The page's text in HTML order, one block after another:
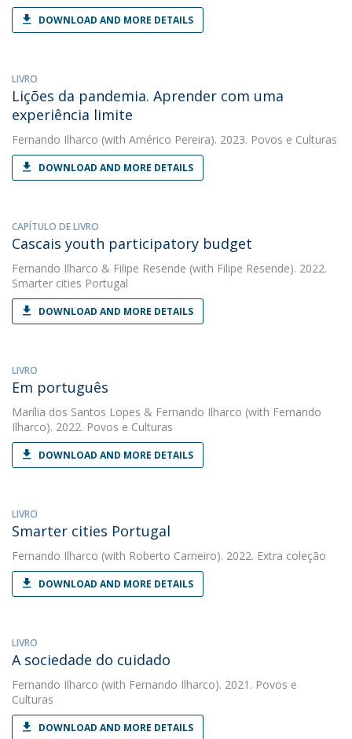
DOWNLOAD AND MORE DETAILS
LIVRO
Lições da pandemia. Aprender com uma
experiência limite
Fernando Ilharco (with Américo Pereira). 2023. Povos e Culturas
DOWNLOAD AND MORE DETAILS
CAPÍTULO DE LIVRO
Cascais youth participatory budget
Fernando Ilharco & Filipe Resende (with Filipe Resende). 2022.
Smarter cities Portugal
DOWNLOAD AND MORE DETAILS
LIVRO
Em português
Marília dos Santos Lopes & Fernando Ilharco (with Fernando
Ilharco). 2022. Povos e Culturas
DOWNLOAD AND MORE DETAILS
LIVRO
Smarter cities Portugal
Fernando Ilharco (with Roberto Carneiro). 2022. Extra coleção
DOWNLOAD AND MORE DETAILS
LIVRO
A sociedade do cuidado
Fernando Ilharco (with Fernando Ilharco). 2021. Povos e
Culturas
DOWNLOAD AND MORE DETAILS